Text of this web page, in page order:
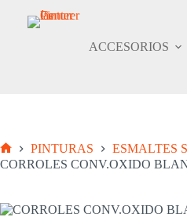
ACCESORIOS
Inicio
PINTURAS ESMALTES
CORROLES CONV.OXIDO